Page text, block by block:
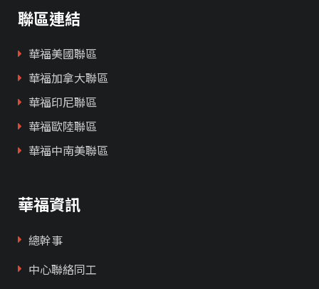
聯區連結
華福美國聯區
華福加拿大聯區
華福印尼聯區
華福歐陸聯區
華福中南美聯區
華福資訊
總幹事
中心聯絡同工